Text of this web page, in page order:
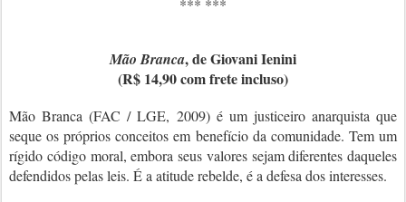
*** ***
Mão Branca, de Giovani Ienini
(R$ 14,90 com frete incluso)
Mão Branca (FAC / LGE, 2009) é um justiceiro anarquista que
seque os próprios conceitos em benefício da comunidade. Tem um
rígido código moral, embora seus valores sejam diferentes daqueles
defendidos pelas leis. É a atitude rebelde, é a defesa dos interesses.